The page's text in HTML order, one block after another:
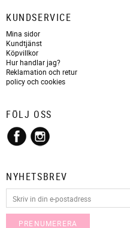
KUNDSERVICE
Mina sidor
Kundtjänst
Köpvillkor
Hur handlar jag?
Reklamation och retur
policy och cookies
FÖLJ OSS
NYHETSBREV
PRENUMERERA